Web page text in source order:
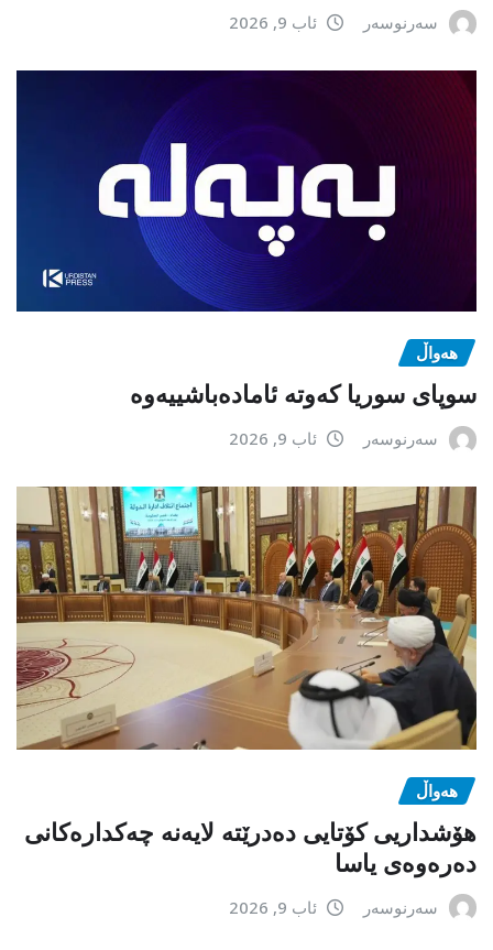
سەرنوسەر ئاب 9, 2026
هەواڵ
سوپای سوریا کەوتە ئامادەباشییەوە
سەرنوسەر ئاب 9, 2026
هەواڵ
هۆشداریی کۆتایی دەدرێتە لایەنە چەکدارەکانی
دەرەوەی یاسا
سەرنوسەر ئاب 9, 2026